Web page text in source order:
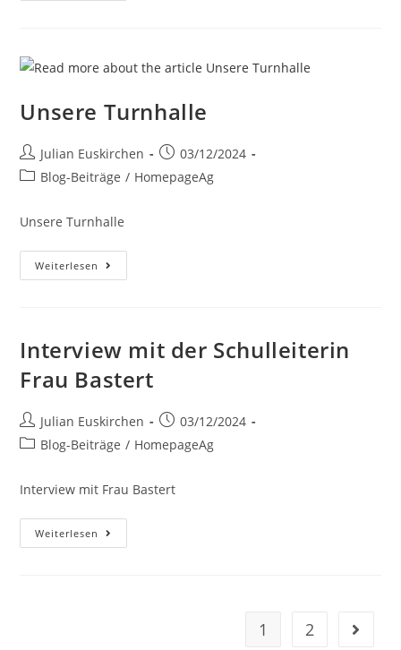
Unsere Turnhalle
Julian Euskirchen
03/12/2024
Blog-Beiträge / HomepageAg
Unsere Turnhalle
Weiterlesen
Interview mit der Schulleiterin
Frau Bastert
Julian Euskirchen
03/12/2024
Blog-Beiträge / HomepageAg
Interview mit Frau Bastert
Weiterlesen
1 2